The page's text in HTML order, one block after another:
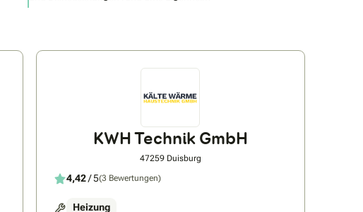
KWH Technik GmbH
47259 Duisburg
4,42/ 5(3 Bewertungen)
Heizung